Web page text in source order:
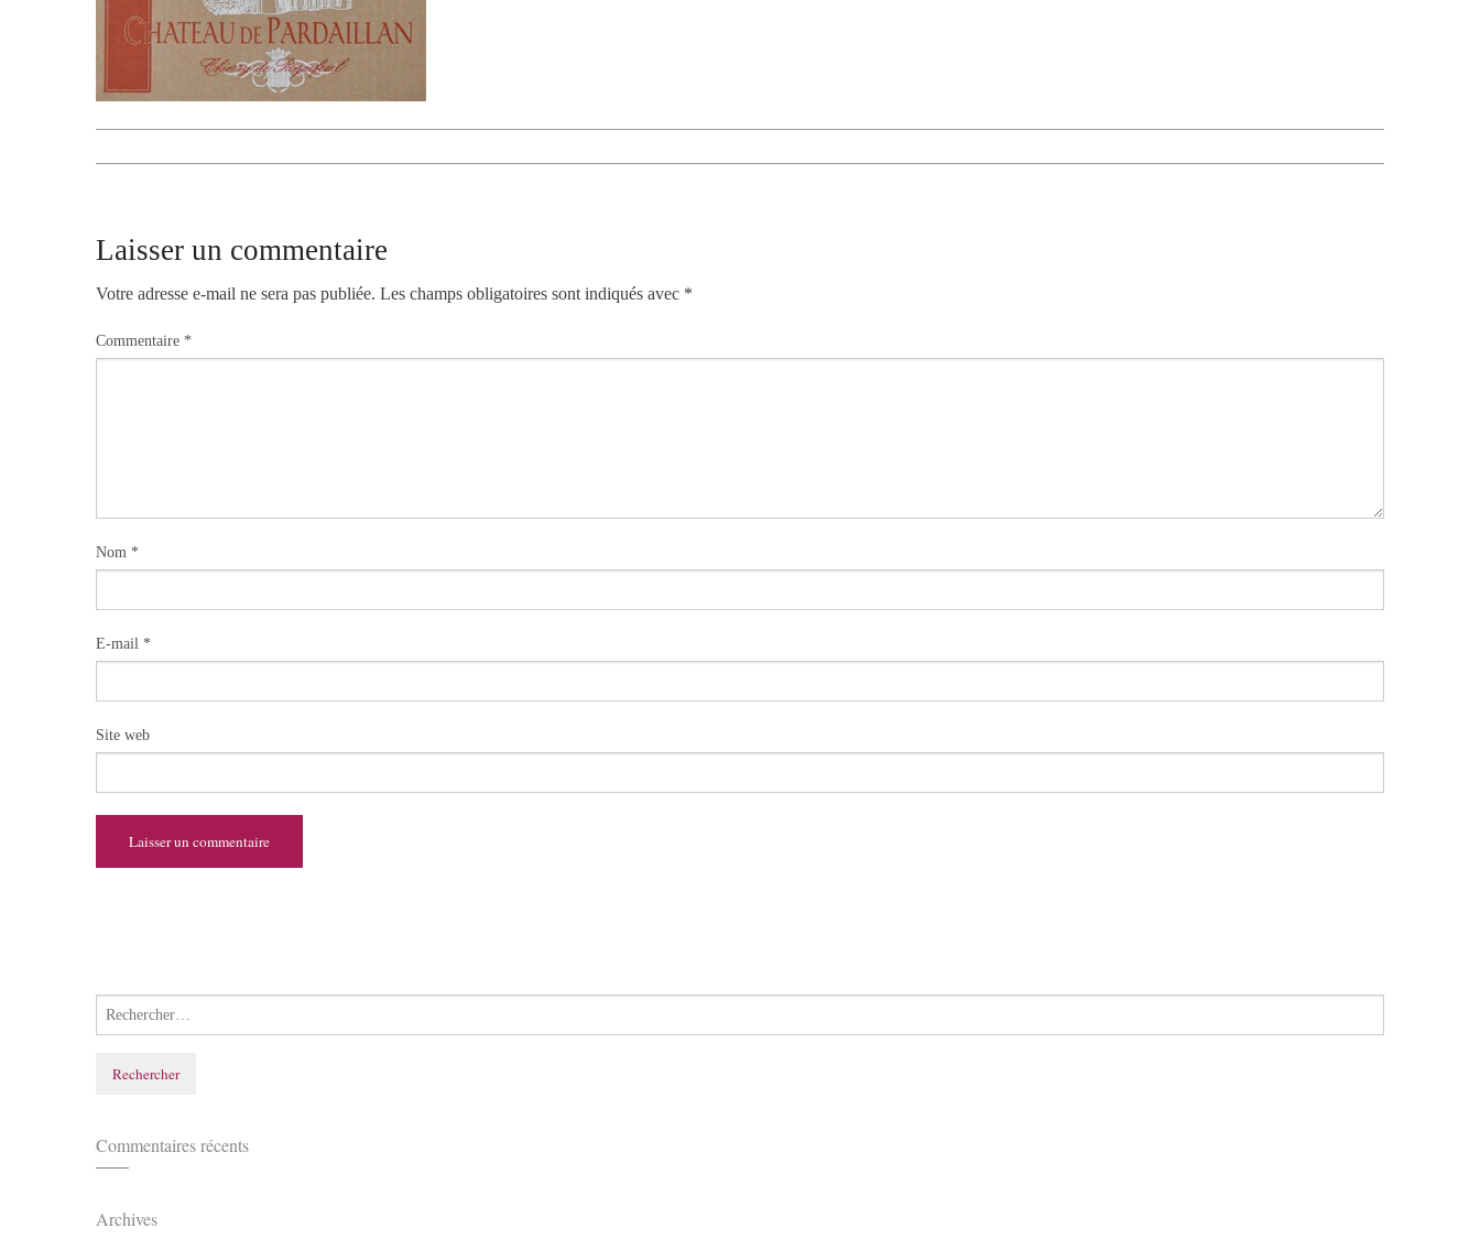
Laisser un commentaire
Votre adresse e-mail ne sera pas publiée. Les champs obligatoires sont indiqués avec *
Commentaire *
Nom *
E-mail *
Site web
Commentaires récents
Archives